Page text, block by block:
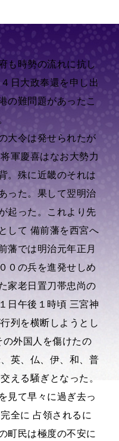
も時勢の流れに抗し
日大政奉還を申し出
の難問題があったこ
大令は発せられたが
軍慶喜はなお大勢力
。殊に近畿のそれは
った。果して翌明治
起った。これより先
して 備前藩を西宮へ
藩では明治元年正月
０の兵を進発せしめ
家老日置刀帯忠尚の
日午後１時頃 三宮神
列を横断しようとし
外国人を傷けたの
英、仏、伊、和、普
える騒ぎとなった。
見て早々に過ぎ去っ
全に 占領されるに
町民は極度の不安に